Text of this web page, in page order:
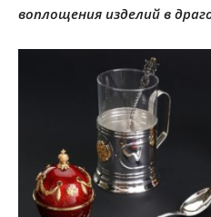
воплощения изделий в